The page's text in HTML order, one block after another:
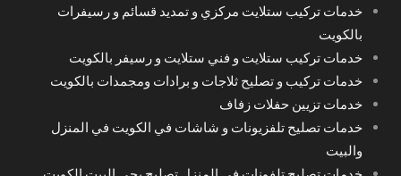
خدمات تركيب ستلايت مركزي و تمديد قسائم و رسيفرات
بالكويت
خدمات تركيب ستلايت و فني ستلايت و رسيفر بالكويت
خدمات تركيب و تصليح ثلاجات و برادات ومجمدات بالكويت
خدمات تزيين حفلات زفاف
خدمات تصليح تلفزيونات و شاشات في الكويت في المنزل
والبيت